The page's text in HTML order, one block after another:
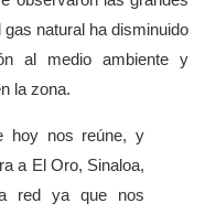
natural ha disminuido
al medio ambiente y
la zona.
hoy nos reúne, y
a El Oro, Sinaloa,
red ya que nos